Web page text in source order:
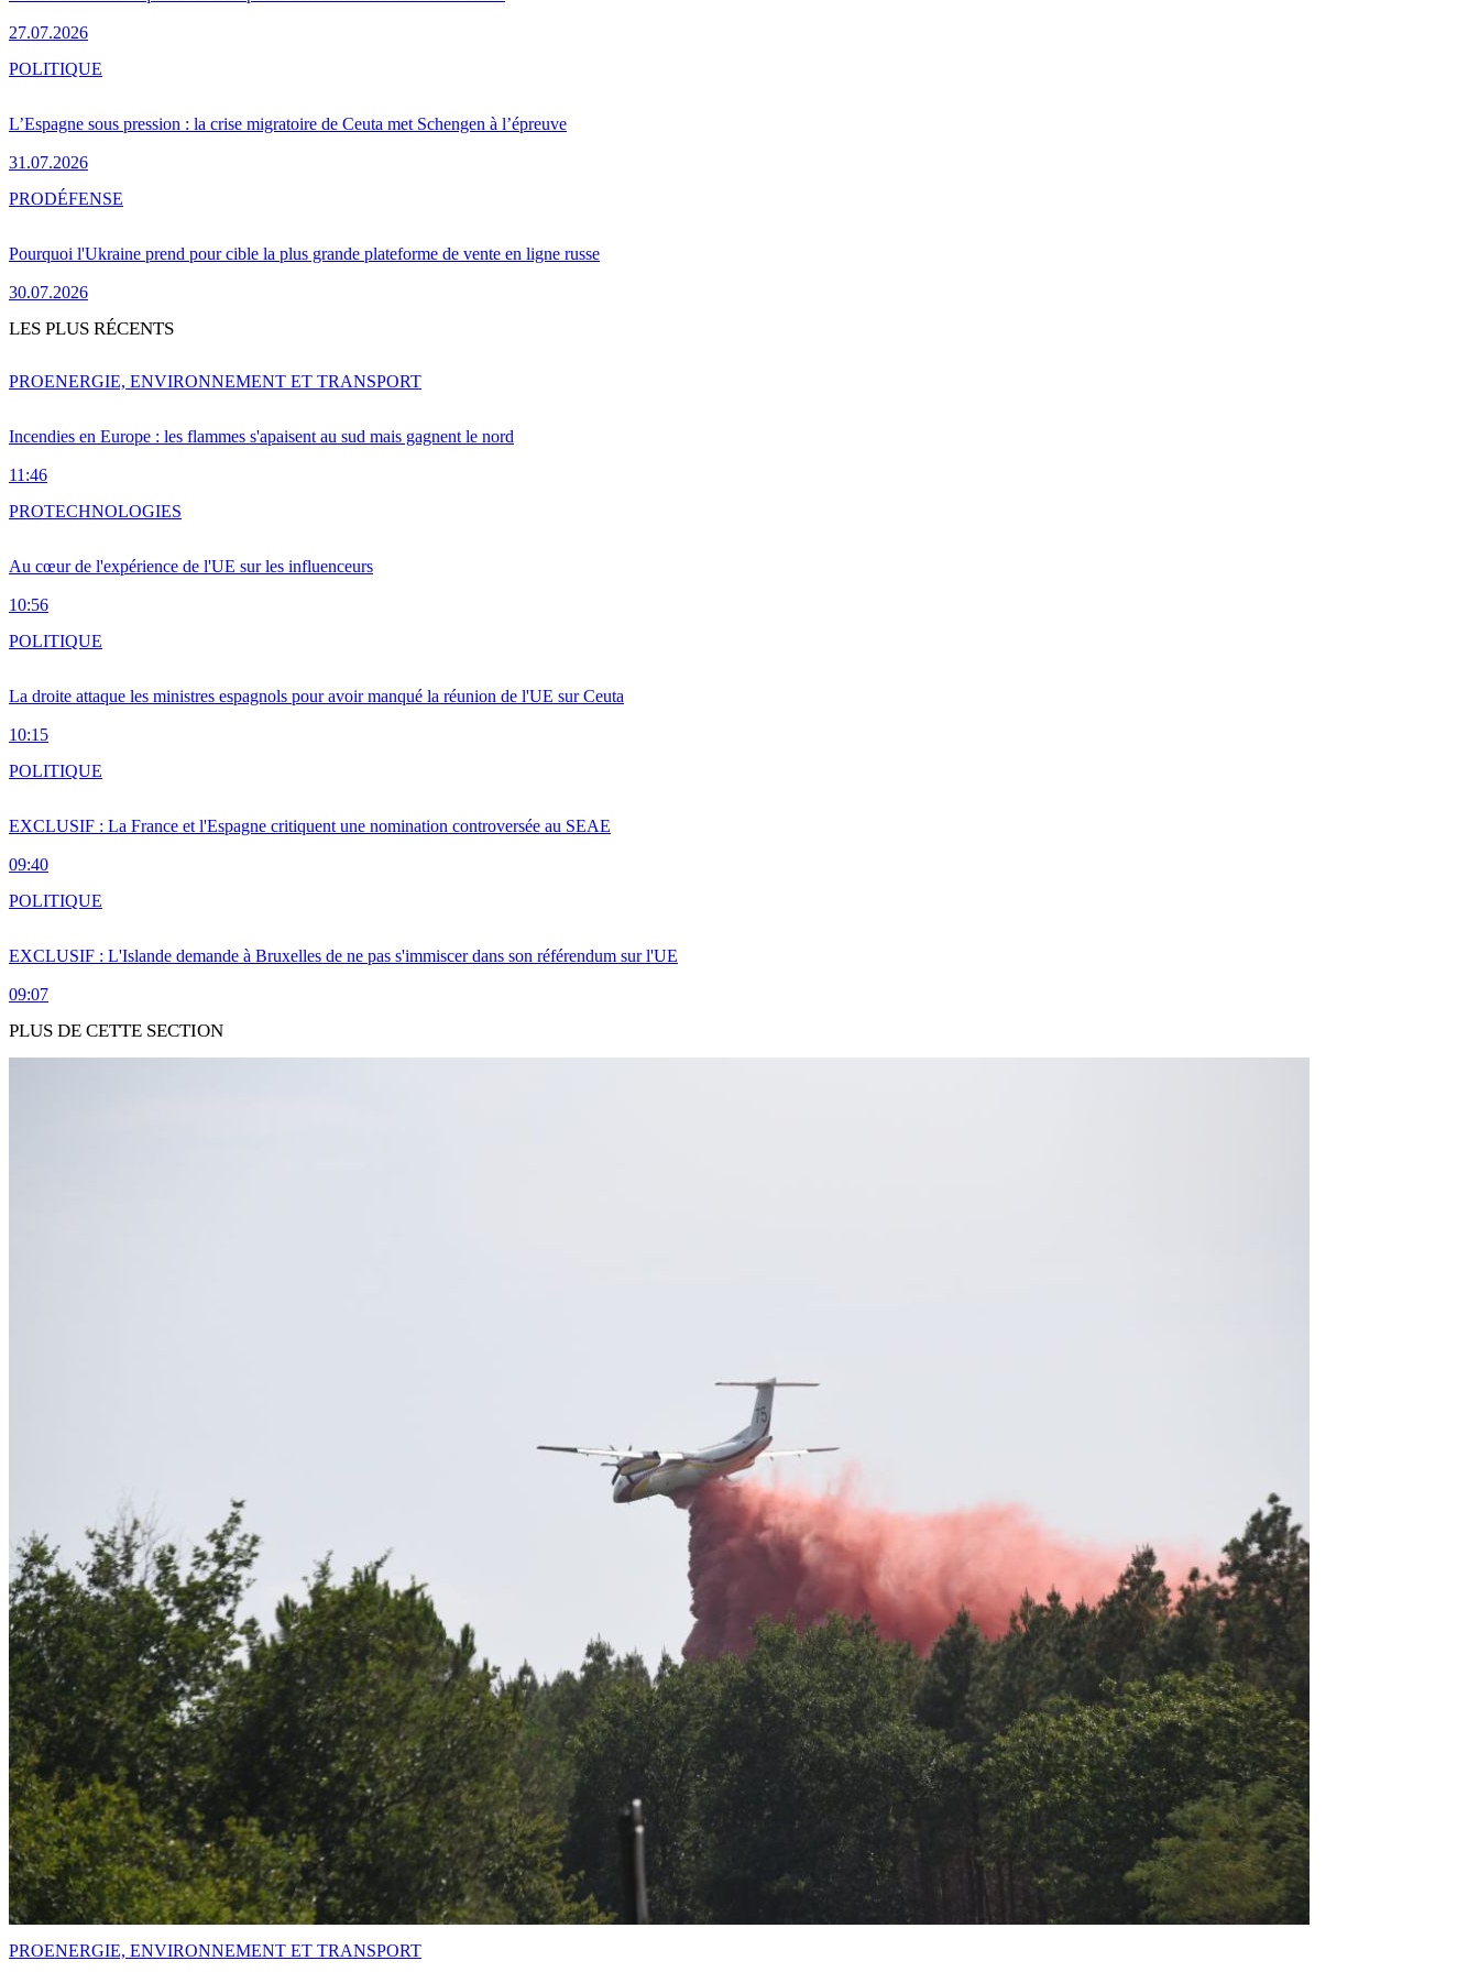
27.07.2026
L’Espagne sous pression : la crise migratoire de Ceuta met Schengen à l’épreuve
31.07.2026
POLITIQUE
Pourquoi l'Ukraine prend pour cible la plus grande plateforme de vente en ligne russe
30.07.2026
PRODÉFENSE
LES PLUS RÉCENTS
Incendies en Europe : les flammes s'apaisent au sud mais gagnent le nord
11:46
PROENERGIE, ENVIRONNEMENT ET TRANSPORT
Au cœur de l'expérience de l'UE sur les influenceurs
10:56
PROTECHNOLOGIES
La droite attaque les ministres espagnols pour avoir manqué la réunion de l'UE sur Ceuta
10:15
POLITIQUE
EXCLUSIF : La France et l'Espagne critiquent une nomination controversée au SEAE
09:40
POLITIQUE
EXCLUSIF : L'Islande demande à Bruxelles de ne pas s'immiscer dans son référendum sur l'UE
09:07
POLITIQUE
PLUS DE CETTE SECTION
PROENERGIE, ENVIRONNEMENT ET TRANSPORT